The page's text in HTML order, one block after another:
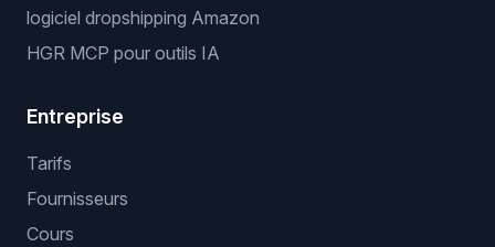
logiciel dropshipping Amazon
HGR MCP pour outils IA
Entreprise
Tarifs
Fournisseurs
Cours